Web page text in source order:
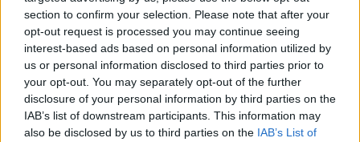
section to confirm your selection. Please note that after your
opt-out request is processed you may continue seeing
interest-based ads based on personal information utilized by
us or personal information disclosed to third parties prior to
your opt-out. You may separately opt-out of the further
disclosure of your personal information by third parties on the
IAB’s list of downstream participants. This information may
also be disclosed by us to third parties on the IAB’s List of